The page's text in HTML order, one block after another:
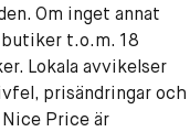
Om inget annat
t.o.m. 18
Lokala avvikelser
prisändringar och
Price är